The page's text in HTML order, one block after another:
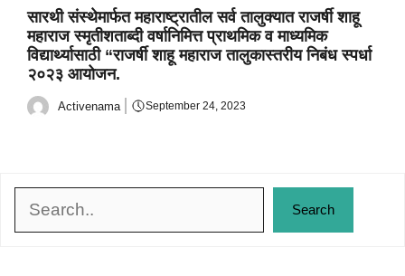
सारथी संस्थेमार्फत महाराष्ट्रातील सर्व तालुक्यात राजर्षी शाहू
महाराज स्मृतीशताब्दी वर्षानिमित्त प्राथमिक व माध्यमिक
विद्यार्थ्यासाठी “राजर्षी शाहू महाराज तालुकास्तरीय निबंध स्पर्धा
२०२३ आयोजन.
Activenama September 24, 2023
Search
Search